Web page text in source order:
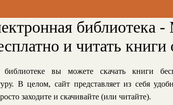
библиотека
и читать
вы можете скачать книги
В целом, сайт представляет из себя
заходите и скачивайте (или читайте).